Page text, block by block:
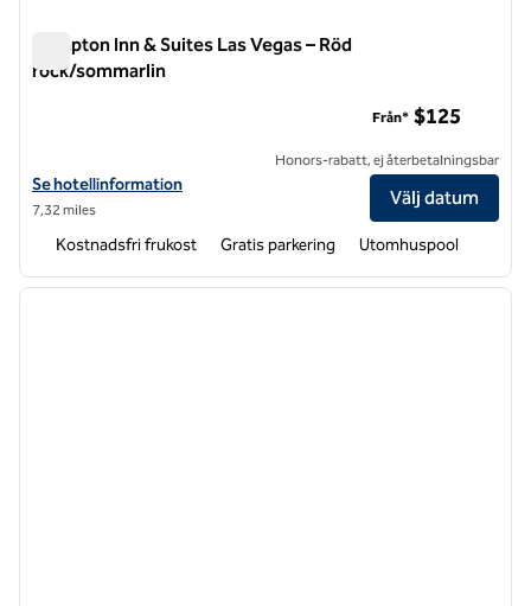
Hampton Inn & Suites Las Vegas – Röd
rock/sommarlin
Visa hotelldetaljer för Hampton Inn & Suites Las Vegas-Red Rock/
Se hotellinformation
7,32 miles
Från* $125
Honors-rabatt, ej återbetalningsbar
Välj datum
Kostnadsfri frukost Gratis parkering Utomhuspool
1 av 12
nästa